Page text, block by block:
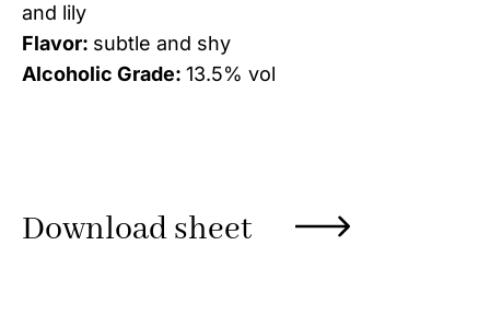
and lily
Flavor: subtle and shy
Alcoholic Grade: 13.5% vol
Download sheet